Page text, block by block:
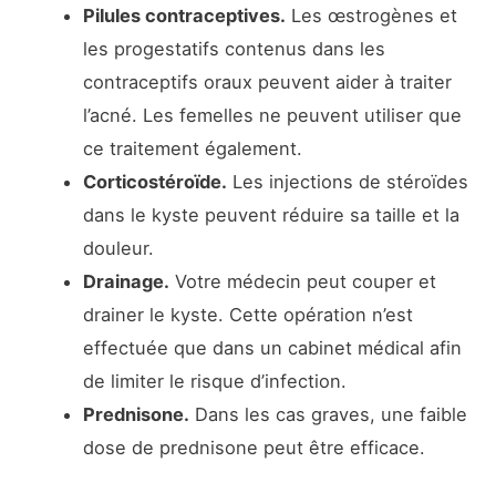
Pilules contraceptives. Les œstrogènes et
les progestatifs contenus dans les
contraceptifs oraux peuvent aider à traiter
l’acné. Les femelles ne peuvent utiliser que
ce traitement également.
Corticostéroïde. Les injections de stéroïdes
dans le kyste peuvent réduire sa taille et la
douleur.
Drainage. Votre médecin peut couper et
drainer le kyste. Cette opération n’est
effectuée que dans un cabinet médical afin
de limiter le risque d’infection.
Prednisone. Dans les cas graves, une faible
dose de prednisone peut être efficace.